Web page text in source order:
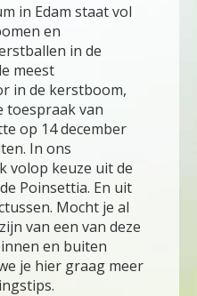
in Edam staat vol
en
in de
meest
in de kerstboom,
toespraak van
op 14 december
In ons
volop keuze uit de
Poinsettia. En uit
Mocht je al
van een van deze
en buiten
je hier graag meer